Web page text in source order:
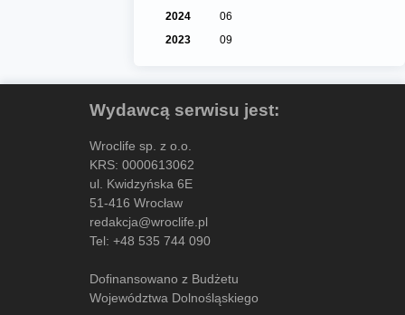
2024
06
2023
09
Wydawcą serwisu jest:
Wroclife sp. z o.o.
KRS: 0000613062
ul. Kwidzyńska 6E
51-416 Wrocław
redakcja@wroclife.pl
Tel: +48 535 744 090
Dofinansowano z Budżetu
Województwa Dolnośląskiego